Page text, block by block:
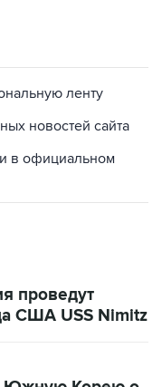
ленту
новостей сайта
в официальном
проведут
США USS Nimitz